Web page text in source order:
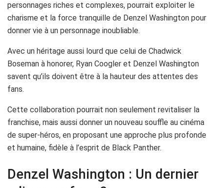
personnages riches et complexes, pourrait exploiter le
charisme et la force tranquille de Denzel Washington pour
donner vie à un personnage inoubliable.
Avec un héritage aussi lourd que celui de Chadwick
Boseman à honorer, Ryan Coogler et Denzel Washington
savent qu’ils doivent être à la hauteur des attentes des
fans.
Cette collaboration pourrait non seulement revitaliser la
franchise, mais aussi donner un nouveau souffle au cinéma
de super-héros, en proposant une approche plus profonde
et humaine, fidèle à l’esprit de Black Panther.
Denzel Washington : Un dernier